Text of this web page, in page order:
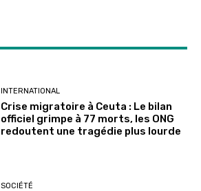
INTERNATIONAL
Crise migratoire à Ceuta : Le bilan
officiel grimpe à 77 morts, les ONG
redoutent une tragédie plus lourde
SOCIÉTÉ